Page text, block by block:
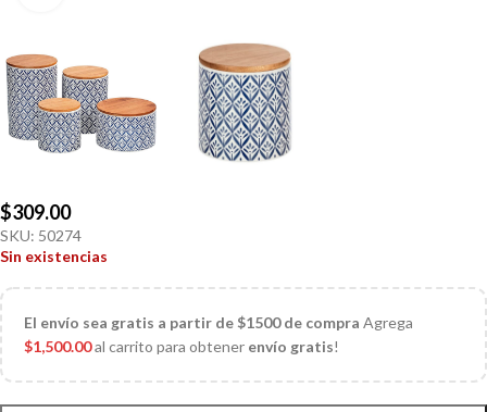
$309.00
SKU: 50274
Sin existencias
El envío sea gratis a partir de $1500 de compra Agrega
$1,500.00al carrito para obtener envío gratis!